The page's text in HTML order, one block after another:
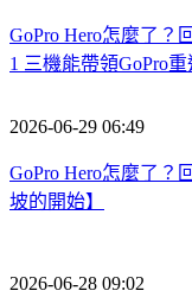
GoPro Hero怎麼了？
1 三機能帶領GoPro重
2026-06-29 06:49
GoPro Hero怎麼了？
坡的開始】
2026-06-28 09:02